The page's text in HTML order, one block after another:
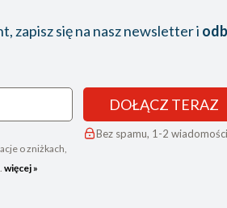
zapisz się na nasz newsletter i
o zniżkach,
więcej »
DOŁĄCZ TERAZ
Bez spamu, 1-2